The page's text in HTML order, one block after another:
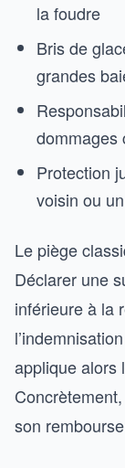
la foudre
Bris de
grandes
dommages
Protection
voisin ou
Le piège
Déclarer une
inférieure à la
applique alors
son